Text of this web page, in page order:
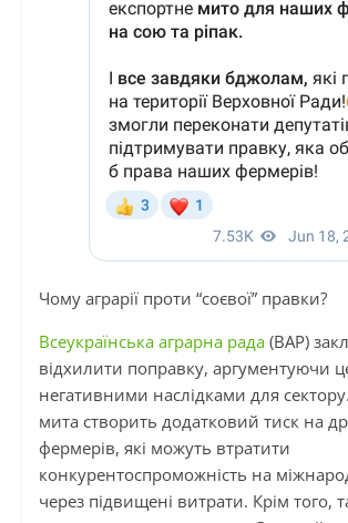
Чому аграрії проти “соєвої” правки?
Всеукраїнська аграрна рада(ВАР)
відхилити поправку, аргументуючи
негативними наслідками для
мита створить додатковий тиск на
фермерів, які можуть втратити
конкурентоспроможність на
через підвищені витрати. Крім того,